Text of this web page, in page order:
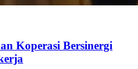
Koperasi Bersinergi